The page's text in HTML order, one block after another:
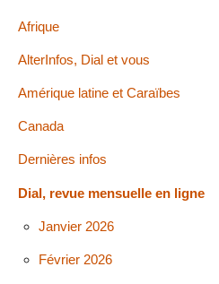
Afrique
AlterInfos, Dial et vous
Amérique latine et Caraïbes
Canada
Dernières infos
Dial, revue mensuelle en ligne
Janvier 2026
Février 2026